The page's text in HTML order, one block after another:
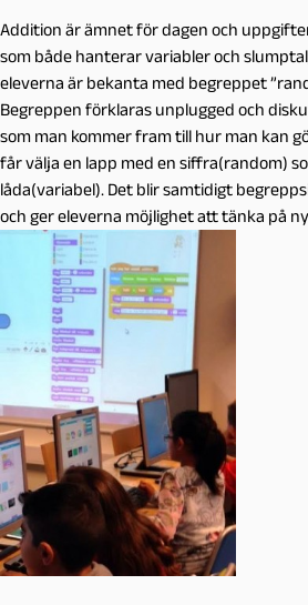
Addition är ämnet för dagen och
som både hanterar variabler och
eleverna är bekanta med begreppet
Begreppen förklaras unplugged och
som man kommer fram till hur man kan
får välja en lapp med en siffra(random)
låda(variabel). Det blir samtidigt
och ger eleverna möjlighet att tänka på